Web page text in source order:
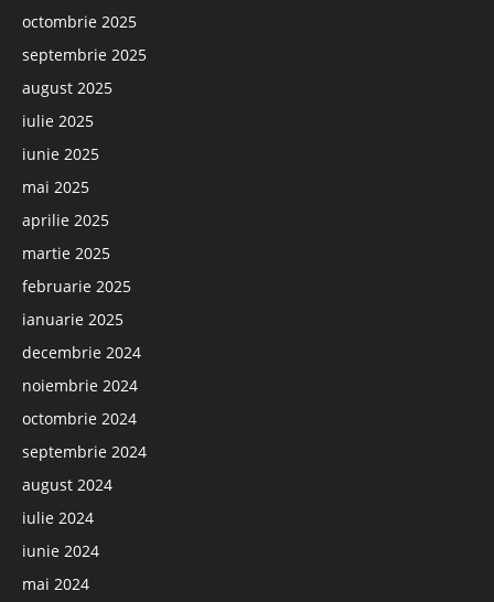
octombrie 2025
septembrie 2025
august 2025
iulie 2025
iunie 2025
mai 2025
aprilie 2025
martie 2025
februarie 2025
ianuarie 2025
decembrie 2024
noiembrie 2024
octombrie 2024
septembrie 2024
august 2024
iulie 2024
iunie 2024
mai 2024